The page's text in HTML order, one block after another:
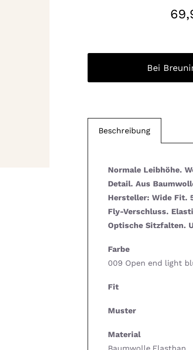
Bei
Beschreibung
Normale Leibhöhe.
Detail. Aus
Hersteller: Wide Fit.
Fly-Verschluss.
Optische Sitzfalten.
Farbe
009 Open end light
Fit
Muster
Material